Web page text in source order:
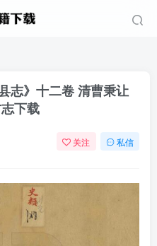
志》十二卷 清曹秉让
下载
关注 私信